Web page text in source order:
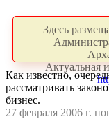
Здесь
Актуальная
Как известно,
рассматривать
бизнес.
27 февраля 2006 г.